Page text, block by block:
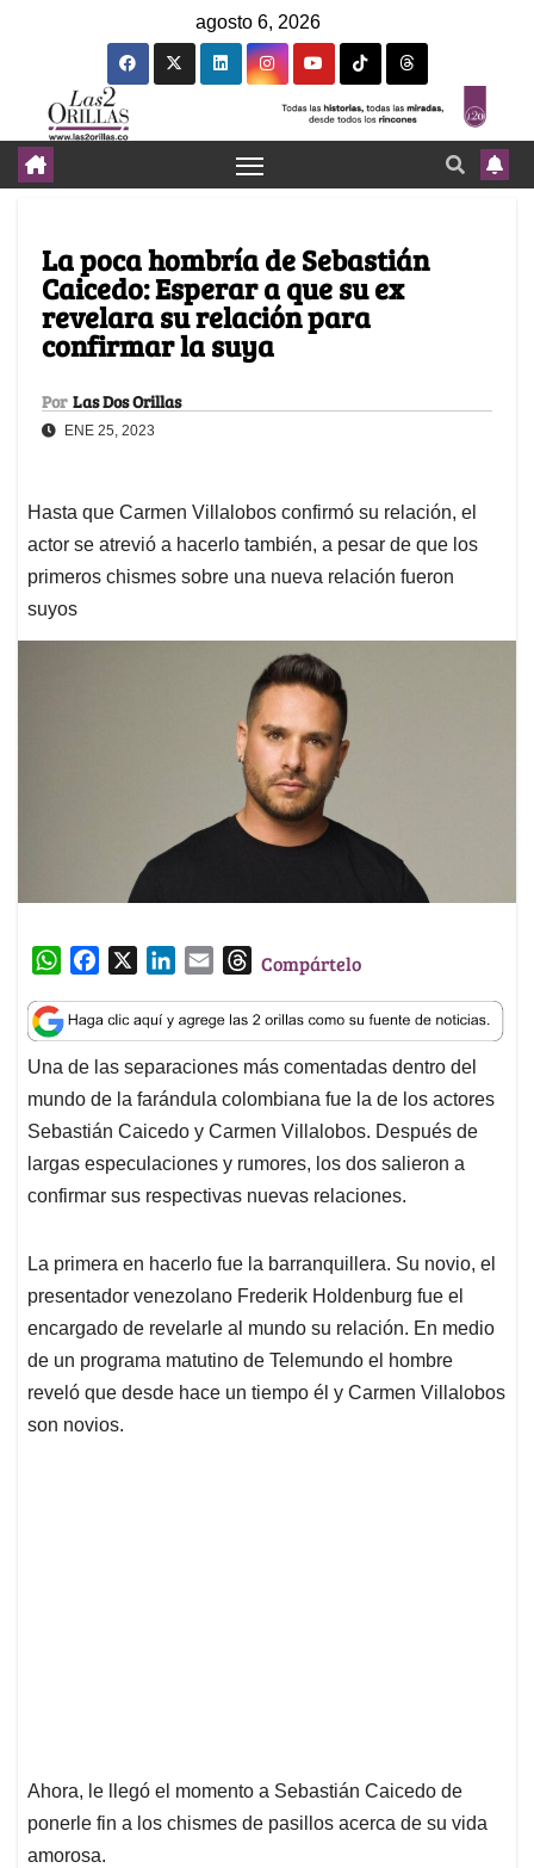
agosto 6, 2026
La poca hombría de Sebastián
Caicedo: Esperar a que su ex
revelara su relación para
confirmar la suya
Por Las Dos Orillas
ENE 25, 2023
Hasta que Carmen Villalobos confirmó su relación, el
actor se atrevió a hacerlo también, a pesar de que los
primeros chismes sobre una nueva relación fueron
suyos
W
a
t
s
A
p
p
c
e
b
o
o
k
n
k
e
d
I
n
a
i
l
T
r
e
a
d
s
Compártelo
Una de las separaciones más comentadas dentro del
mundo de la farándula colombiana fue la de los actores
Sebastián Caicedo y Carmen Villalobos. Después de
largas especulaciones y rumores, los dos salieron a
confirmar sus respectivas nuevas relaciones.
La primera en hacerlo fue la barranquillera. Su novio, el
presentador venezolano Frederik Holdenburg fue el
encargado de revelarle al mundo su relación. En medio
de un programa matutino de Telemundo el hombre
reveló que desde hace un tiempo él y Carmen Villalobos
son novios.
Ahora, le llegó el momento a Sebastián Caicedo de
ponerle fin a los chismes de pasillos acerca de su vida
amorosa.